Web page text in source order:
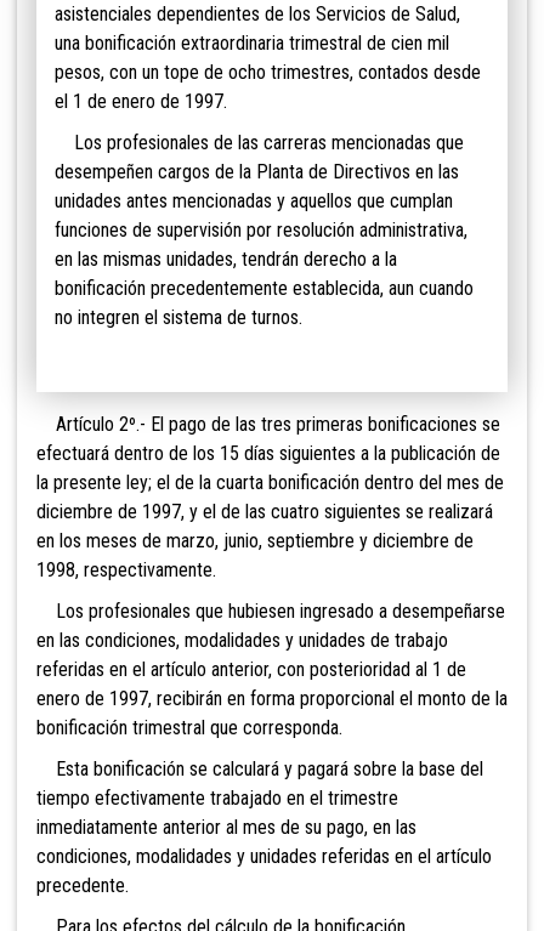
asistenciales dependientes de los Servicios de Salud,
una bonificación extraordinaria trimestral de cien mil
pesos, con un tope de ocho trimestres, contados desde
el 1 de enero de 1997.
Los profesionales de las carreras mencionadas que
desempeñen cargos de la Planta de Directivos en las
unidades antes mencionadas y aquellos que cumplan
funciones de supervisión por resolución administrativa,
en las mismas unidades, tendrán derecho a la
bonificación precedentemente establecida, aun cuando
no integren el sistema de turnos.
Artículo 2º.- El pago de las tres primeras bonificaciones se
efectuará dentro de los 15 días siguientes a la publicación de
la presente ley; el de la cuarta bonificación dentro del mes de
diciembre de 1997, y el de las cuatro siguientes se realizará
en los meses de marzo, junio, septiembre y diciembre de
1998, respectivamente.
Los profesionales que hubiesen ingresado a desempeñarse
en las condiciones, modalidades y unidades de trabajo
referidas en el artículo anterior, con posterioridad al 1 de
enero de 1997, recibirán en forma proporcional el monto de la
bonificación trimestral que corresponda.
Esta bonificación se calculará y pagará sobre la base del
tiempo efectivamente trabajado en el trimestre
inmediatamente anterior al mes de su pago, en las
condiciones, modalidades y unidades referidas en el artículo
precedente.
Para los efectos del cálculo de la bonificación